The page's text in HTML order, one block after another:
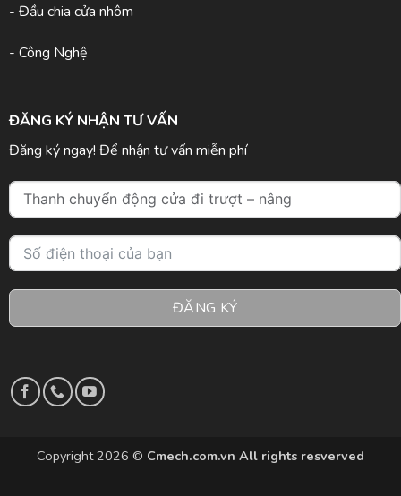
- Đầu chia cửa nhôm
- Công Nghệ
ĐĂNG KÝ NHẬN TƯ VẤN
Đăng ký ngay! Để nhận tư vấn miễn phí
ĐĂNG KÝ
Copyright 2026 © Cmech.com.vn All rights resverved